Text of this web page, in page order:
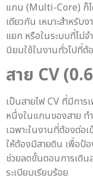
แกน (Multi-Core) ก็ไ
เดียวกัน เหมาะสำหรับ
แยก หรือในระบบที่ไม่
นิยมใช้ในงานทั่วไปที่ต้
สาย CV
เป็นสายไฟ CV ที่มีกา
หนึ่งในแกนของสาย ท
เฉพาะในงานที่ต้องต่
ให้ต้องมีสายดิน เพื่อป้อ
ช่วยลดขั้นตอนการเดิน
ระเบียบเรียบร้อย